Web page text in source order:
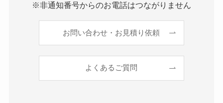
※非通知番号からのお電話はつながりません
お問い合わせ・お見積り依頼
よくあるご質問